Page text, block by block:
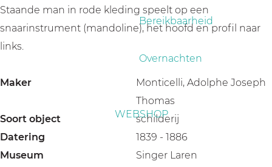
Bereikbaarheid
Overnachten
WEBSHOP
Staande man in rode kleding speelt op een
snaarinstrument (mandoline), het hoofd en profil naar
links.
Maker
Monticelli, Adolphe Joseph
Thomas
Soort object
schilderij
Datering
1839 - 1886
Museum
Singer Laren